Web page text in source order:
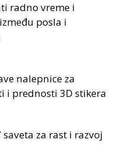
radno vreme i
posla i
nalepnice za
i prednosti 3D stikera
za rast i razvoj